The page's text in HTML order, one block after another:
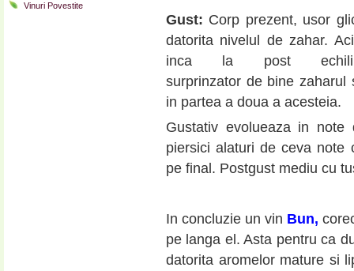
Vinuri Povestite
Gust: Corp prezent, usor
datorita nivelul de zahar.
inca la post
surprinzator de bine
in partea a doua a acesteia.
Gustativ evolueaza in
piersici alaturi de ceva note
pe final. Postgust mediu cu
In concluzie un vin Bun,
pe langa el. Asta pentru ca
datorita aromelor mature si